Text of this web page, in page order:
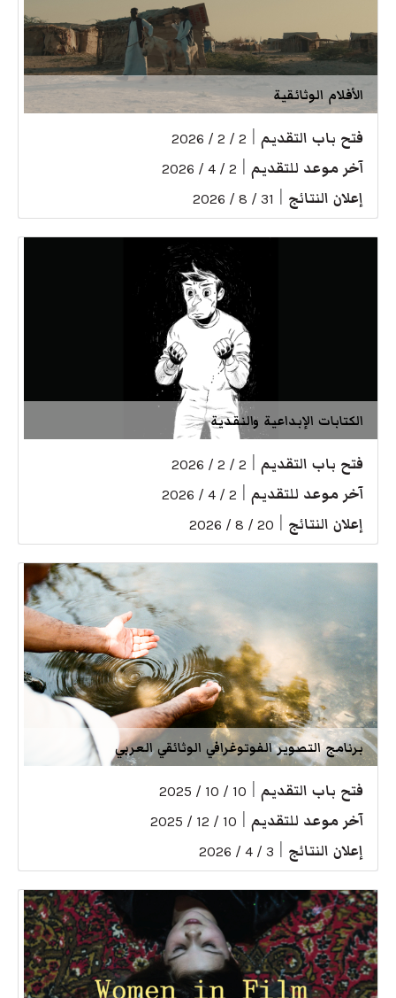
الأفلام الوثائقية
فتح باب التقديم 2 / 2 / 2026
آخر موعد للتقديم 2 / 4 / 2026
إعلان النتائج 31 / 8 / 2026
الكتابات الإبداعية والنقدية
فتح باب التقديم 2 / 2 / 2026
آخر موعد للتقديم 2 / 4 / 2026
إعلان النتائج 20 / 8 / 2026
برنامج التصوير الفوتوغرافي الوثائقي العربي
فتح باب التقديم 10 / 10 / 2025
آخر موعد للتقديم 10 / 12 / 2025
إعلان النتائج 3 / 4 / 2026